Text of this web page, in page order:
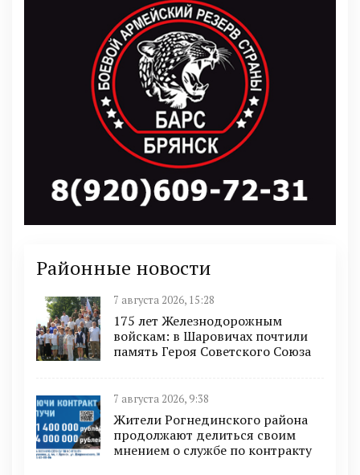
Районные новости
7 августа 2026, 15:28
175 лет Железнодорожным
войскам: в Шаровичах почтили
память Героя Советского Союза
7 августа 2026, 9:38
Жители Рогнединского района
продолжают делиться своим
мнением о службе по контракту